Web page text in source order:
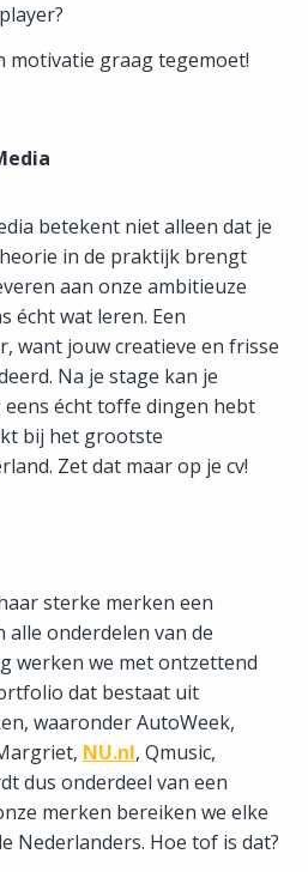
motivatie graag tegemoet!
betekent niet alleen dat je
in de praktijk brengt
aan onze ambitieuze
écht wat leren. Een
want jouw creatieve en frisse
Na je stage kan je
écht toffe dingen hebt
bij het grootste
Zet dat maar op je cv!
sterke merken een
onderdelen van de
werken we met ontzettend
dat bestaat uit
waaronder AutoWeek,
NU.nl, Qmusic,
dus onderdeel van een
merken bereiken we elke
Nederlanders. Hoe tof is dat?